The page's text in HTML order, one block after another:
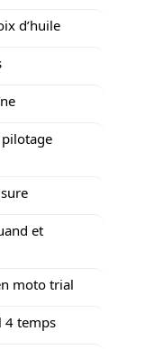
d’huile
et
moto trial
4 temps